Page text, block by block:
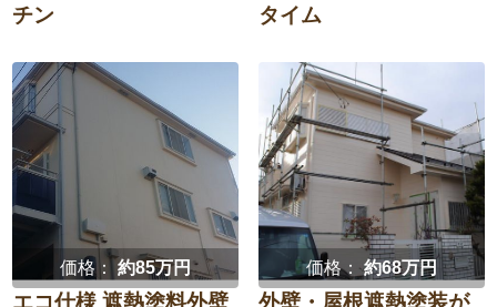
チン
タイム
価格：約85万円
エコ仕様 遮熱塗料外壁
価格：約68万円
外壁・屋根遮熱塗装が